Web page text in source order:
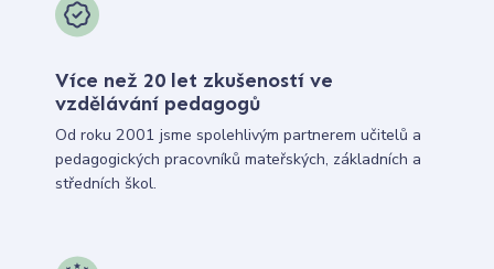
Více než 20 let zkušeností ve
vzdělávání pedagogů
Od roku 2001 jsme spolehlivým partnerem učitelů a
pedagogických pracovníků mateřských, základních a
středních škol.